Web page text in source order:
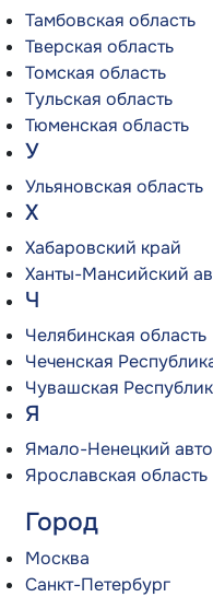
Тамбовская область
Тверская область
Томская область
Тульская область
Тюменская область
У
Ульяновская область
Х
Хабаровский край
Ханты-Мансийский
Ч
Челябинская область
Чеченская
Чувашская
Я
Ямало-Ненецкий
Ярославская область
Город
Москва
Санкт-Петербург